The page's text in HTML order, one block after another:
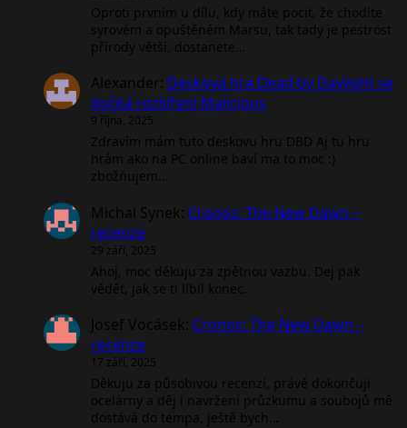
Oproti prvním u dílu, kdy máte pocit, že chodíte
syrovém a opuštěném Marsu, tak tady je pestrost
přírody větší, dostanete…
Alexander: Desková hra Dead by Daylight se
dočká rozšíření Malicious
9 října, 2025
Zdravím mám tuto deskovu hru DBD Aj tu hru
hrám ako na PC online baví ma to moc :)
zbožňujem…
Michal Synek: Cronos: The New Dawn –
recenze
29 září, 2025
Ahoj, moc děkuju za zpětnou vazbu. Dej pak
vědět, jak se ti líbil konec.
Josef Vocásek: Cronos: The New Dawn –
recenze
17 září, 2025
Děkuju za působivou recenzí, právě dokončuji
ocelárny a děj i navržení průzkumu a soubojů mě
dostává do tempa, ještě bych…